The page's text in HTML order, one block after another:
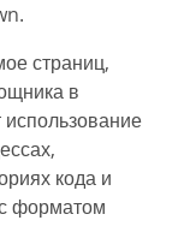
страниц,
в
кода и
форматом